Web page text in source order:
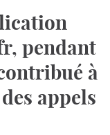
pendant
à
appels